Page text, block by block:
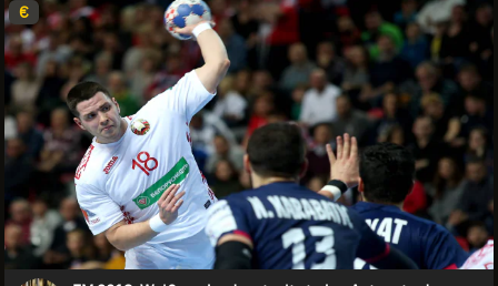
€